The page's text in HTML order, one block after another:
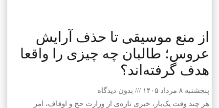
از منع موسیقی تا حذف آرایش
عروس؛ طالبان چه چیزی را واقعا
هدف گرفته‌اند؟
پنجشنبه ۸ مرداد ۱۴۰۵
بدون دیدگاه
هر چند وقت یک‌بار، خبری تازه‌ی از وزارت حج و اوقاف، امر